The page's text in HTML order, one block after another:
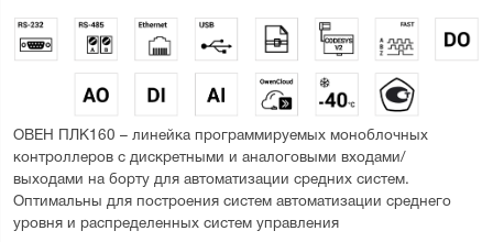
ОВЕН ПЛК160 – линейка программируемых моноблочных
контроллеров с дискретными и аналоговыми входами/
выходами на борту для автоматизации средних систем.
Оптимальны для построения систем автоматизации среднего
уровня и распределенных систем управления